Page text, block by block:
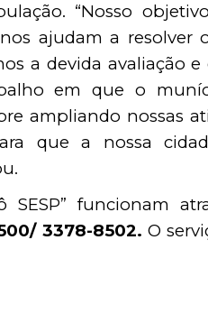
“Nosso
ajudam a resolver
a devida avaliação
em que o
ampliando nossas
que a nossa
SESP” funcionam
3378-8502. O